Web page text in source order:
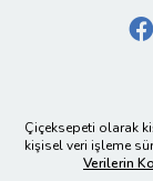
Çiçeksepeti olarak
kişisel veri işleme
Verilerin